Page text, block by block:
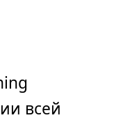
всей